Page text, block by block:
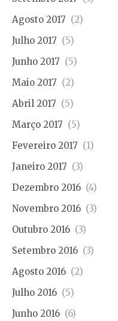
Agosto 2017 (2)
Julho 2017 (5)
Junho 2017 (5)
Maio 2017 (2)
Abril 2017 (5)
Março 2017 (5)
Fevereiro 2017 (1)
Janeiro 2017 (3)
Dezembro 2016 (4)
Novembro 2016 (3)
Outubro 2016 (3)
Setembro 2016 (3)
Agosto 2016 (2)
Julho 2016 (5)
Junho 2016 (6)